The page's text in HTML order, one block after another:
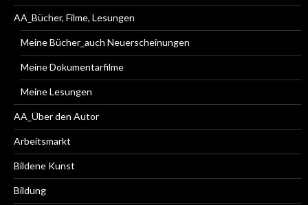
AA_Bücher, Filme, Lesungen
Meine Bücher_auch Neuerscheinungen
Meine Dokumentarfilme
Meine Lesungen
AA_Über den Autor
Arbeitsmarkt
Bildene Kunst
Bildung